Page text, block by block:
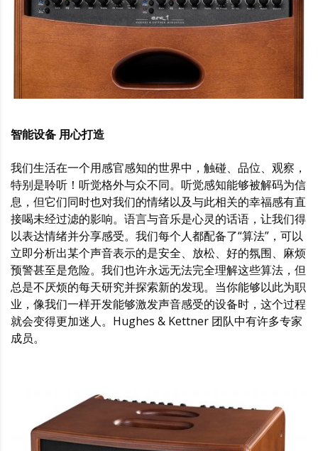
智能设备 用心打造
我们生活在一个用感官感知的世界中，触碰、品位、观察，
特别是聆听！听觉格外与众不同。听觉感知能够被解码为信
息，但它们同时也对我们的情绪以及与此相关的幸福感有直
接喝未经过滤的影响。语言与音乐是心灵的话语，让我们得
以表达情绪并分享感受。我们每个人都配备了“算法”，可以
立即分析出某个声音表示的是安全、放松、好的氛围、麻烦
预警甚至是危险。我们也许永远无法完全理解这些算法，但
总是不厌烦的每天研究并探索新的发现。当你能够以此为职
业，像我们一样开发能够激发声音感受的设备时，这个过程
就会变得更加迷人。Hughes & Kettner 团队中有许多专家
成员。